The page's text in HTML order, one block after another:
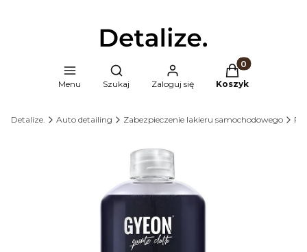
Menu
Otwórz wyszukiwarkę
Szukaj Zaloguj się
Produkty w
Koszyk
Detalize. Auto detailing Zabezpieczenie lakieru samochodowego